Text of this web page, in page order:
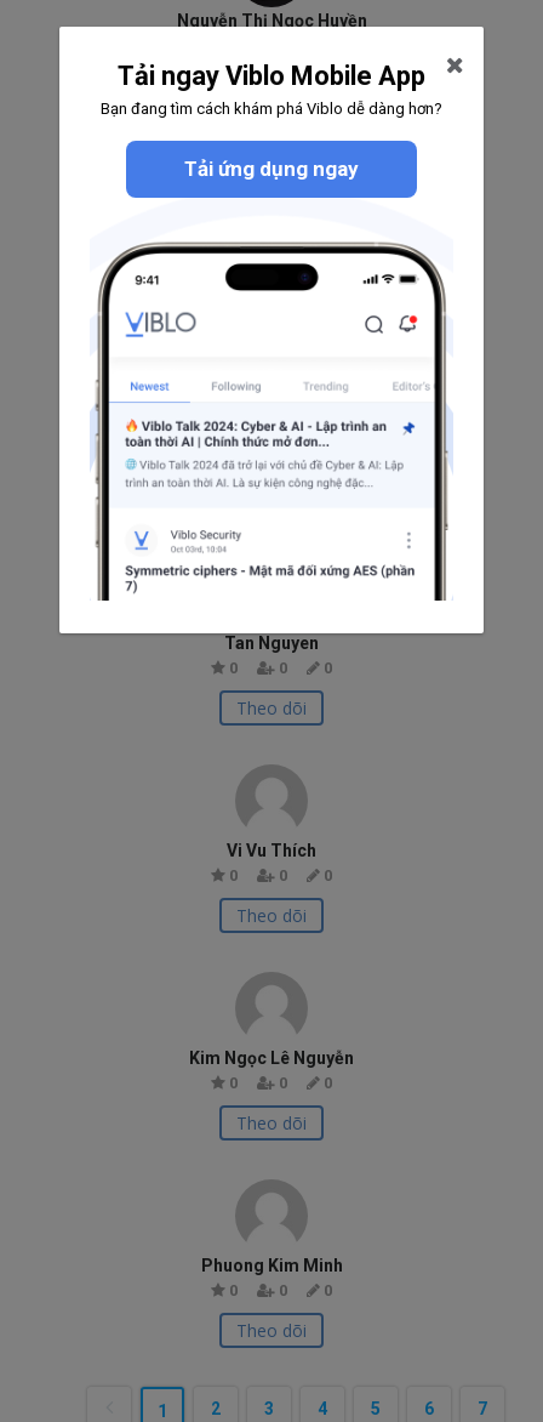
Nguyễn Thị Ngọc Huyền
Theo dõi
0 0 0
Theo dõi
Cu Minh
0 0 0
Tan Nguyen
0 0 0
Theo dõi
Vi Vu Thích
0 0 0
Theo dõi
Kim Ngọc Lê Nguyễn
0 0 0
Theo dõi
Phuong Kim Minh
0 0 0
Theo dõi
1 2 3 4 5 6 7
Tải ngay Viblo Mobile App
Bạn đang tìm cách khám phá Viblo dễ dàng hơn?
Tải ứng dụng ngay